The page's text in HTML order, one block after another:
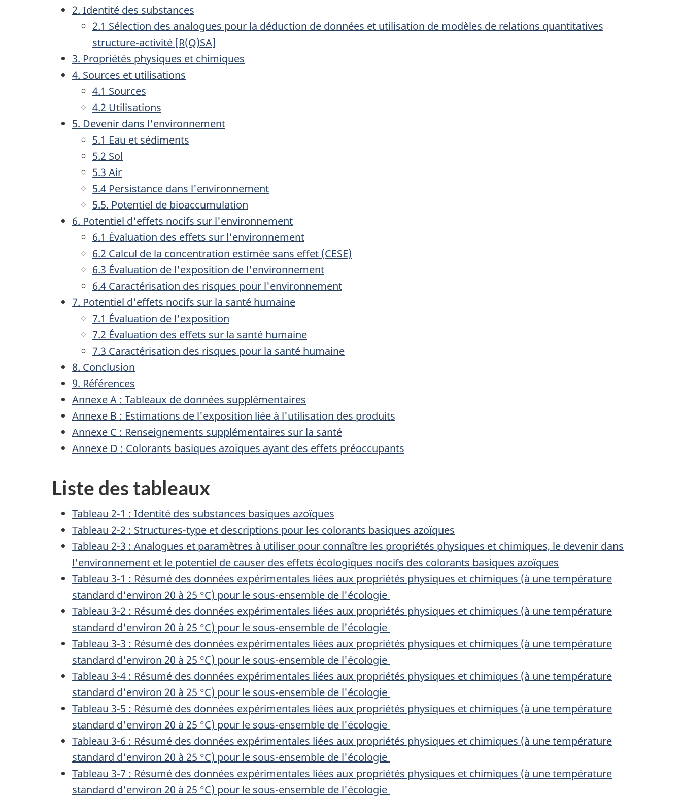
2. Identité des substances
2.1 Sélection des analogues pour la déduction de données et utilisation de modèles de relations quantitatives
structure-activité [R(Q)SA]
3. Propriétés physiques et chimiques
4. Sources et utilisations
4.1 Sources
4.2 Utilisations
5. Devenir dans l'environnement
5.1 Eau et sédiments
5.2 Sol
5.3 Air
5.4 Persistance dans l'environnement
5.5. Potentiel de bioaccumulation
6. Potentiel d'effets nocifs sur l'environnement
6.1 Évaluation des effets sur l'environnement
6.2 Calcul de la concentration estimée sans effet (CESE)
6.3 Évaluation de l'exposition de l'environnement
6.4 Caractérisation des risques pour l'environnement
7. Potentiel d'effets nocifs sur la santé humaine
7.1 Évaluation de l'exposition
7.2 Évaluation des effets sur la santé humaine
7.3 Caractérisation des risques pour la santé humaine
8. Conclusion
9. Références
Annexe A : Tableaux de données supplémentaires
Annexe B : Estimations de l'exposition liée à l'utilisation des produits
Annexe C : Renseignements supplémentaires sur la santé
Annexe D : Colorants basiques azoïques ayant des effets préoccupants
Liste des tableaux
Tableau 2-1 : Identité des substances basiques azoïques
Tableau 2-2 : Structures-type et descriptions pour les colorants basiques azoïques
Tableau 2-3 : Analogues et paramètres à utiliser pour connaître les propriétés physiques et chimiques, le devenir dans
l'environnement et le potentiel de causer des effets écologiques nocifs des colorants basiques azoïques
Tableau 3-1 : Résumé des données expérimentales liées aux propriétés physiques et chimiques (à une température
standard d'environ 20 à 25 °C) pour le sous-ensemble de l'écologie
Tableau 3-2 : Résumé des données expérimentales liées aux propriétés physiques et chimiques (à une température
standard d'environ 20 à 25 °C) pour le sous-ensemble de l'écologie
Tableau 3-3 : Résumé des données expérimentales liées aux propriétés physiques et chimiques (à une température
standard d'environ 20 à 25 °C) pour le sous-ensemble de l'écologie
Tableau 3-4 : Résumé des données expérimentales liées aux propriétés physiques et chimiques (à une température
standard d'environ 20 à 25 °C) pour le sous-ensemble de l'écologie
Tableau 3-5 : Résumé des données expérimentales liées aux propriétés physiques et chimiques (à une température
standard d'environ 20 à 25 °C) pour le sous-ensemble de l'écologie
Tableau 3-6 : Résumé des données expérimentales liées aux propriétés physiques et chimiques (à une température
standard d'environ 20 à 25 °C) pour le sous-ensemble de l'écologie
Tableau 3-7 : Résumé des données expérimentales liées aux propriétés physiques et chimiques (à une température
standard d'environ 20 à 25 °C) pour le sous-ensemble de l'écologie